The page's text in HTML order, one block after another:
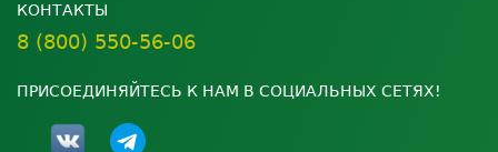
КОНТАКТЫ
8 (800) 550-56-06
ПРИСОЕДИНЯЙТЕСЬ К НАМ В СОЦИАЛЬНЫХ СЕТЯХ!